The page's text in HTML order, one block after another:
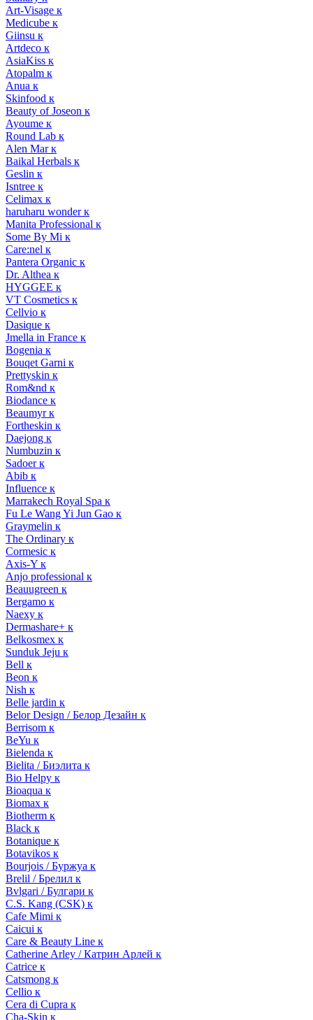
Art-Visage к
Medicube к
Giinsu к
Artdeco к
AsiaKiss к
Atopalm к
Anua к
Skinfood к
Beauty of Joseon к
Ayoume к
Round Lab к
Alen Mar к
Baikal Herbals к
Geslin к
Isntree к
Celimax к
haruharu wonder к
Manita Professional к
Some By Mi к
Care:nel к
Pantera Organic к
Dr. Althea к
HYGGEE к
VT Cosmetics к
Cellvio к
Dasique к
Jmella in France к
Bogenia к
Bouqet Garni к
Prettyskin к
Rom&nd к
Biodance к
Beaumyr к
Fortheskin к
Daejong к
Numbuzin к
Sadoer к
Abib к
Influence к
Marrakech Royal Spa к
Fu Le Wang Yi Jun Gao к
Graymelin к
The Ordinary к
Cormesic к
Axis-Y к
Anjo professional к
Beauugreen к
Bergamo к
Naexy к
Dermashare+ к
Belkosmex к
Sunduk Jeju к
Bell к
Beon к
Nish к
Belle jardin к
Belor Design / Белор Дезайн к
Berrisom к
BeYu к
Bielenda к
Bielita / Биэлита к
Bio Helpy к
Bioaqua к
Biomax к
Biotherm к
Black к
Botanique к
Botavikos к
Bourjois / Буржуа к
Brelil / Брелил к
Bvlgari / Булгари к
C.S. Kang (CSK) к
Cafe Mimi к
Caicui к
Care & Beauty Line к
Catherine Arley / Катрин Арлей к
Catrice к
Catsmong к
Cellio к
Cera di Cupra к
Cha-Skin к